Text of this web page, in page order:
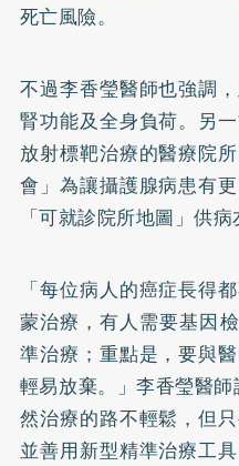
死亡風險。
不過李香瑩醫師也強調
腎功能及全身負荷。另
放射標靶治療的醫療院
會」為讓攝護腺病患有
「可就診院所地圖」供病
「每位病人的癌症長得
蒙治療，有人需要基因
準治療；重點是，要與
輕易放棄。」李香瑩醫
然治療的路不輕鬆，但
並善用新型精準治療工